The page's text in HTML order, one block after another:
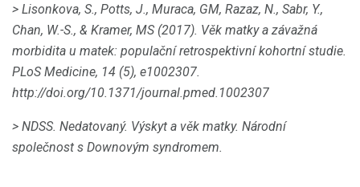
> Lisonkova, S., Potts, J., Muraca, GM, Razaz, N., Sabr, Y.,
Chan, W.-S., & Kramer, MS (2017). Věk matky a závažná
morbidita u matek: populační retrospektivní kohortní studie.
PLoS Medicine, 14 (5), e1002307.
http://doi.org/10.1371/journal.pmed.1002307
> NDSS. Nedatovaný. Výskyt a věk matky. Národní
společnost s Downovým syndromem.